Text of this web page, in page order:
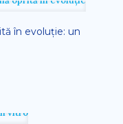
în evoluție: un